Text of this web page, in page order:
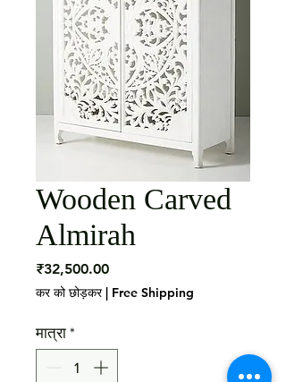
Wooden Carved
Almirah
₹32,500.00मूल्य
कर को छोड़कर| Free Shipping
मात्रा *